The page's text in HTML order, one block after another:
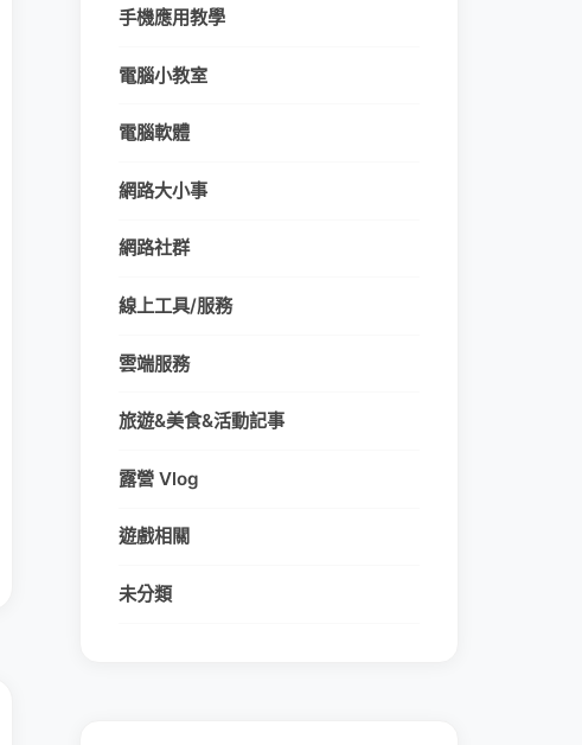
手機應用教學
電腦小教室
電腦軟體
網路大小事
網路社群
線上工具/服務
雲端服務
旅遊&美食&活動記事
露營 Vlog
遊戲相關
未分類